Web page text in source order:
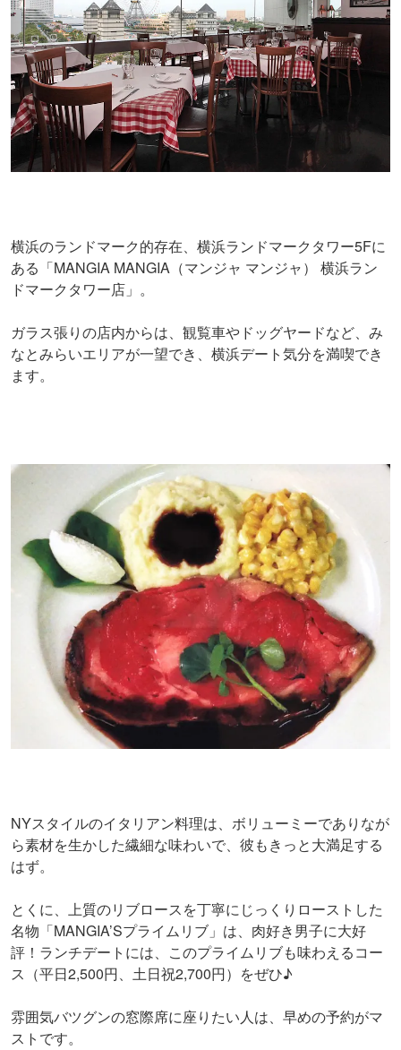
横浜のランドマーク的存在、横浜ランドマークタワー5Fに
ある「MANGIA MANGIA（マンジャ マンジャ） 横浜ラン
ドマークタワー店」。
ガラス張りの店内からは、観覧車やドッグヤードなど、み
なとみらいエリアが一望でき、横浜デート気分を満喫でき
ます。
NYスタイルのイタリアン料理は、ボリューミーでありなが
ら素材を生かした繊細な味わいで、彼もきっと大満足する
はず。
とくに、上質のリブロースを丁寧にじっくりローストした
名物「MANGIA’Sプライムリブ」は、肉好き男子に大好
評！ランチデートには、このプライムリブも味わえるコー
ス（平日2,500円、土日祝2,700円）をぜひ♪
雰囲気バツグンの窓際席に座りたい人は、早めの予約がマ
ストです。